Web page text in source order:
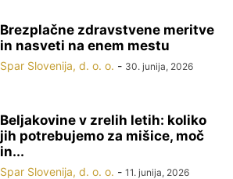
Brezplačne zdravstvene meritve
in nasveti na enem mestu
Spar Slovenija, d. o. o. - 30. junija, 2026
Beljakovine v zrelih letih: koliko
jih potrebujemo za mišice, moč
in...
Spar Slovenija, d. o. o. - 11. junija, 2026